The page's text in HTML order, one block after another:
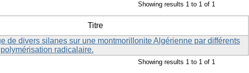
Showing results 1 to 1 of 1
Titre
de divers silanes sur une montmorillonite Algérienne par différents
radicalaire.
Showing results 1 to 1 of 1